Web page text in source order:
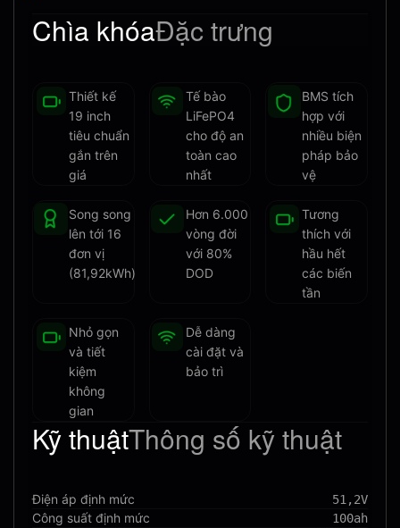
Chìa khóaĐặc trưng
Thiết kế
19 inch
tiêu chuẩn
gắn trên
giá
Tế bào
LiFePO4
cho độ an
toàn cao
nhất
BMS tích
hợp với
nhiều biện
pháp bảo
vệ
Song song
lên tới 16
đơn vị
(81,92kWh)
Hơn 6.000
vòng đời
với 80%
DOD
Tương
thích với
hầu hết
các biến
tần
Nhỏ gọn
và tiết
kiệm
không
gian
Dễ dàng
cài đặt và
bảo trì
Kỹ thuậtThông số kỹ thuật
Điện áp định mức 51,2V
Công suất định mức 100ah